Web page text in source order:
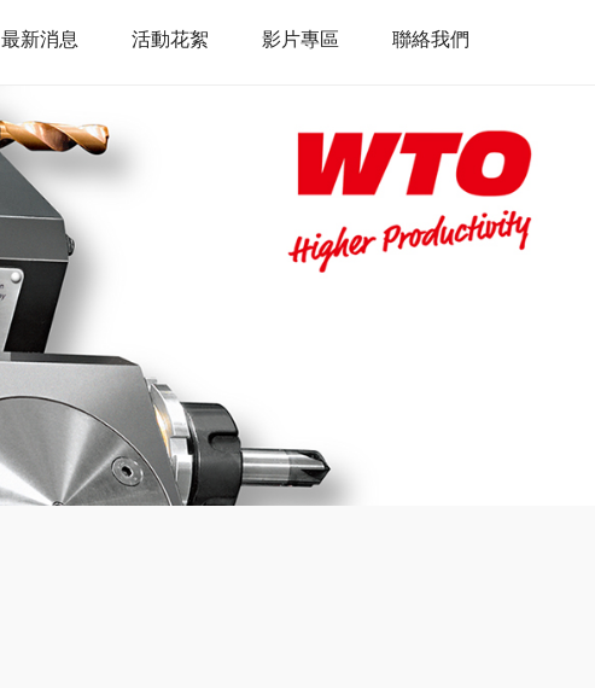
最新消息 活動花絮 影片專區 聯絡我們